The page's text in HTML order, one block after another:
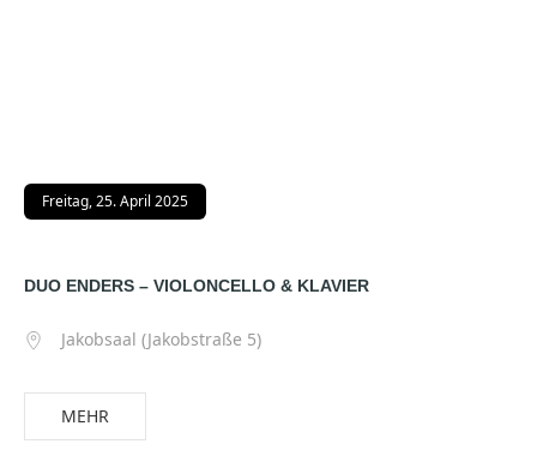
Freitag, 25. April 2025
DUO ENDERS – VIOLONCELLO & KLAVIER
Jakobsaal (Jakobstraße 5)
MEHR